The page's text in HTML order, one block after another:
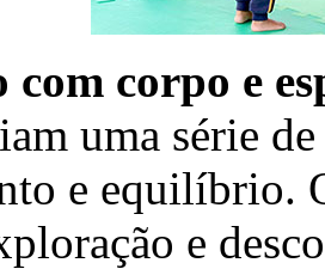
com corpo e
uma série
e equilíbrio.
e